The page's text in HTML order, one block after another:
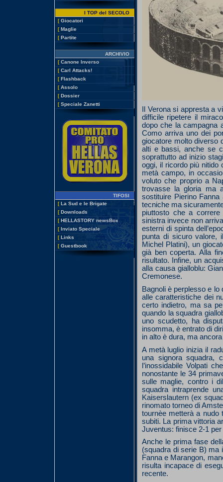
I TOP del SECOLO
[ Giocatori
[ Maglie
[ Partite
ARCHIVIO
[ Canone Inverso
[ Carl Attacks!
[ Flashback
[ Assolo
[ Dossier
[ Speciale Zanetti
TIFOSI
[ La Sud e le Brigate
[ Downloads
[ HELLASTORY newsBox
[ Inviato Speciale
[ Links
[ Guestbook
Il Verona si appresta a
difficile ripetere il
dopo che la campagna
Como arriva uno dei
giocatore molto diverso
alti e bassi, anche se
soprattutto ad inizio
oggi, il ricordo più nitido
metà campo, in
voluto che proprio a
trovasse la gloria ma
sostituire Pierino
tecniche ma
piuttosto che a
sinistra invece non
esterni di spinta
punta di sicuro valore,
Michel Platini), un
già ben coperta. Alla
risultato. Infine, un
alla causa gialloblu:
Cremonese.
Bagnoli è perplesso e
alle caratteristiche dei
certo indietro, ma sa
quando la squadra
uno scudetto, ha
insomma, è entrato di
in alto è dura, ma
A metà luglio inizia il
una signora squadra,
l’inossidabile Volpati
nonostante le 34
sulle maglie, contro i
squadra intraprende
Kaiserslautern (ex
rinomato torneo di
tournèe metterà a nudo
subiti. La prima vittoria
Juventus: finisce 2-1
Anche le prima fase
(squadra di serie B) ma
Fanna e Marangon,
risulta incapace di
recente.